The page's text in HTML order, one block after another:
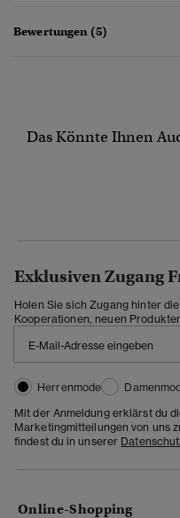
Bewertungen (5)
Das Könnte Ihnen
Exklusiven Zugang
Holen Sie sich Zugang hinter
Kooperationen, neuen
Herrenmode
Mit der Anmeldung erklärst du
Marketingmitteilungen von uns
findest du in unserer
Online-Shopping